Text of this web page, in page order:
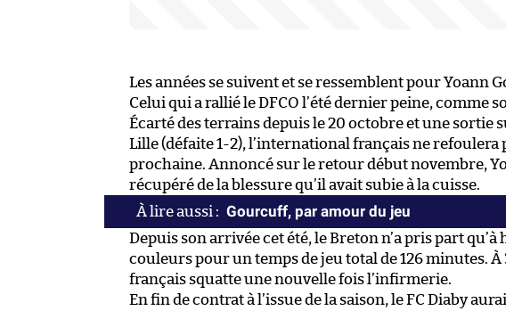
Les années se suivent et se ressemblent pour Yoann
Celui qui a rallié le DFCO l’été dernier peine, comme
Écarté des terrains depuis le 20 octobre et une sortie
Lille (défaite 1-2), l’international français ne refoulera
prochaine. Annoncé sur le retour début novembre,
récupéré de la blessure qu’il avait subie à la cuisse.
Gourcuff, par amour du jeu
Depuis son arrivée cet été, le Breton n’a pris part
couleurs pour un temps de jeu total de 126 minutes. À
français squatte une nouvelle fois l’infirmerie.
En fin de contrat à l’issue de la saison, le FC Diaby